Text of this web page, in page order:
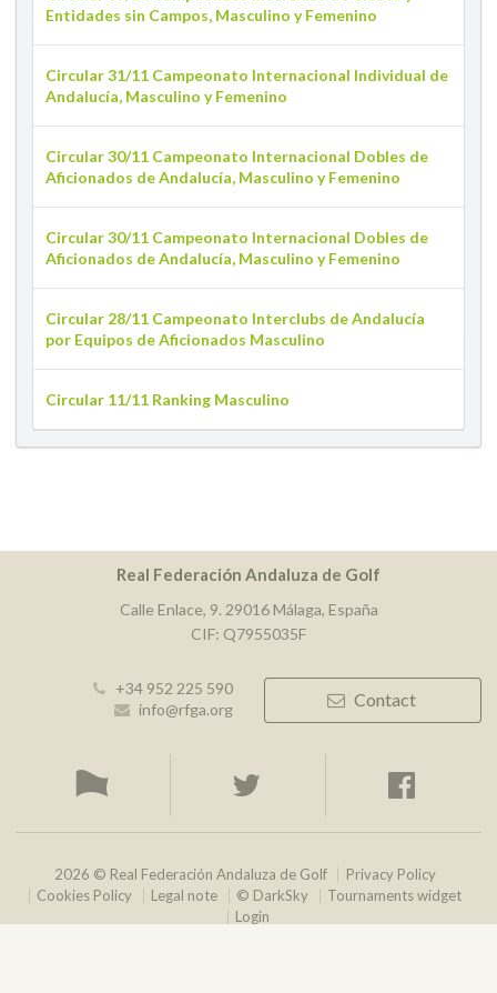
Entidades sin Campos, Masculino y Femenino
Circular 31/11 Campeonato Internacional Individual de
Andalucía, Masculino y Femenino
Circular 30/11 Campeonato Internacional Dobles de
Aficionados de Andalucía, Masculino y Femenino
Circular 30/11 Campeonato Internacional Dobles de
Aficionados de Andalucía, Masculino y Femenino
Circular 28/11 Campeonato Interclubs de Andalucía
por Equipos de Aficionados Masculino
Circular 11/11 Ranking Masculino
Real Federación Andaluza de Golf
Calle Enlace, 9. 29016 Málaga, España
CIF: Q7955035F
+34 952 225 590
info@rfga.org
Contact
2026 © Real Federación Andaluza de Golf
Privacy Policy
Cookies Policy
Legal note © DarkSky
Tournaments widget
Login